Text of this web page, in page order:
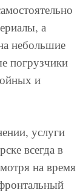
а
небольшие
погрузчики
и
услуги
всегда в
на время